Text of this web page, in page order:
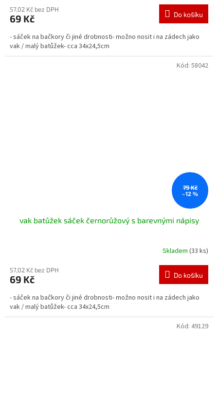
57,02 Kč bez DPH
69 Kč Do košíku
- sáček na bačkory či jiné drobnosti- možno nosit i na zádech jako
vak / malý batůžek- cca 34x24,5cm
79 Kč
–12 %
vak batůžek sáček černorůžový s barevnými nápisy
Skladem (33 ks)
57,02 Kč bez DPH
69 Kč Do košíku
- sáček na bačkory či jiné drobnosti- možno nosit i na zádech jako
vak / malý batůžek- cca 34x24,5cm
Kód: 58042
Kód: 49129